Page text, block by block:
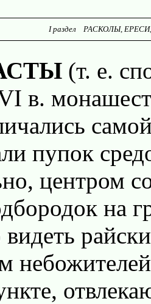
I раздел РАСКОЛЫ,
(т. е.
в.
пупок
центром
на